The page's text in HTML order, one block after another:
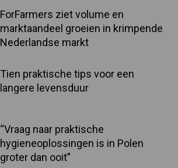
ForFarmers ziet volume en
marktaandeel groeien in krimpende
Nederlandse markt
Tien praktische tips voor een
langere levensduur
“Vraag naar praktische
hygieneoplossingen is in Polen
groter dan ooit”